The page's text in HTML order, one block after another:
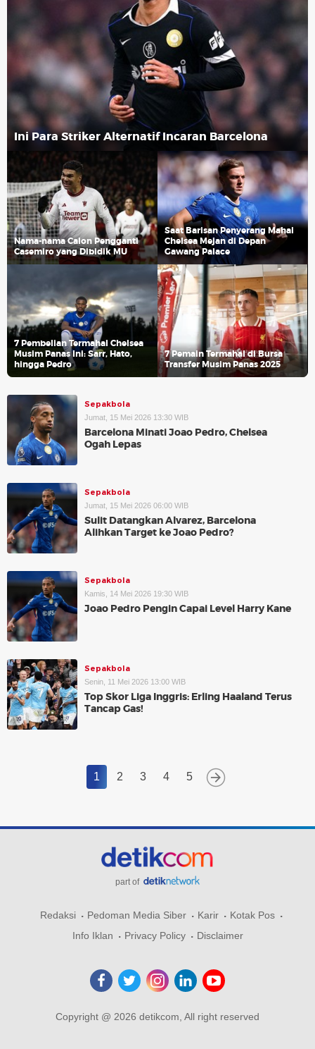
Ini Para Striker Alternatif Incaran Barcelona
Nama-nama Calon Pengganti
Casemiro yang Dibidik MU
Saat Barisan Penyerang Mahal
Chelsea Mejan di Depan
Gawang Palace
7 Pembelian Termahal Chelsea
Musim Panas Ini: Sarr, Hato,
hingga Pedro
7 Pemain Termahal di Bursa
Transfer Musim Panas 2025
Sepakbola
Jumat, 15 Mei 2026 13:30 WIB
Barcelona Minati Joao Pedro, Chelsea
Ogah Lepas
Sepakbola
Jumat, 15 Mei 2026 06:00 WIB
Sulit Datangkan Alvarez, Barcelona
Alihkan Target ke Joao Pedro?
Sepakbola
Kamis, 14 Mei 2026 19:30 WIB
Joao Pedro Pengin Capai Level Harry Kane
Sepakbola
Senin, 11 Mei 2026 13:00 WIB
Top Skor Liga Inggris: Erling Haaland Terus
Tancap Gas!
1 2 3 4 5
part of
Redaksi Pedoman Media Siber Karir
Kotak Pos
Info Iklan
Privacy Policy Disclaimer
Copyright @ 2026 detikcom, All right reserved